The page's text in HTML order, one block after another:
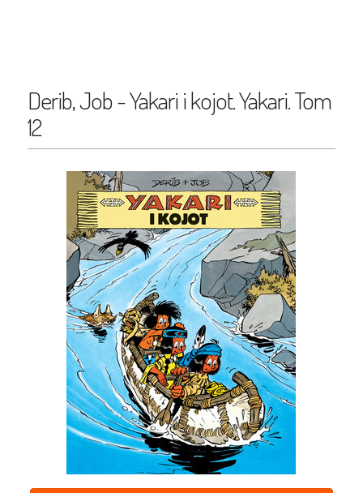
Derib, Job - Yakari i kojot. Yakari. Tom
12